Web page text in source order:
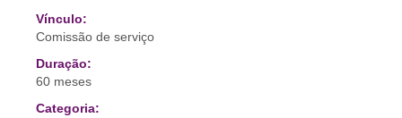
Vínculo:
Comissão de serviço
Duração:
60 meses
Categoria: